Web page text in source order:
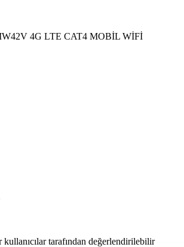
4G LTE CAT4 MOBİL WİFİ
kullanıcılar tarafından değerlendirilebilir